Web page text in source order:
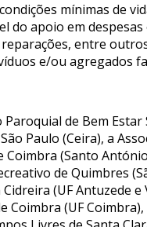
mínimas de
do apoio em
entre
e/ou agregados
de Bem
Paulo (Ceira), a
Coimbra (Santo
de Quimbres
(UF Antuzede
(UF